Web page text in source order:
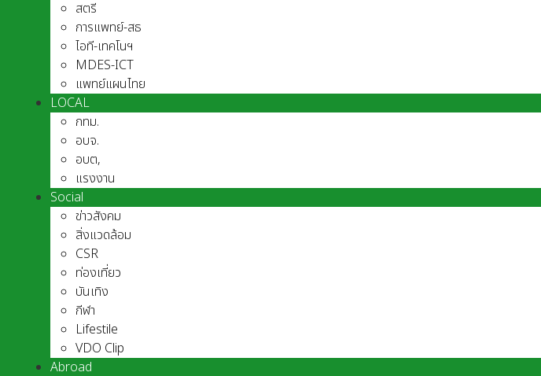
สตรี
การแพทย์-สธ
ไอที-เทคโนฯ
MDES-ICT
แพทย์แผนไทย
LOCAL
กทม.
อบจ.
อบต,
แรงงาน
Social
ข่าวสังคม
สิ่งแวดล้อม
CSR
ท่องเที่ยว
บันเทิง
กีฬา
Lifestile
VDO Clip
Abroad